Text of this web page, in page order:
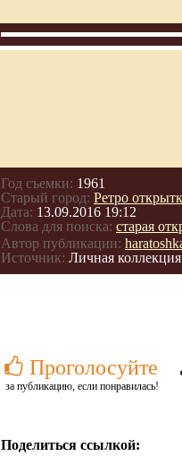
Год съемки: 1961
Старый город: Ретро
Дата: 13.09.2016 19:12
Слова для поиска: старая
Автор публикации:
Источник: Личная коллекция
Проголосуйте
за публикацию, если понравилась!
Поделиться ссылкой: